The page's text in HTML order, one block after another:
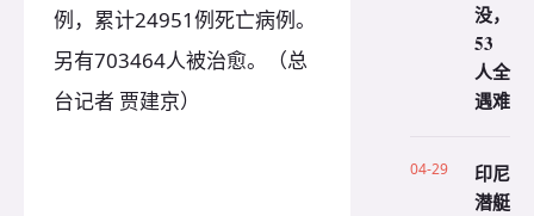
例，累计24951例死亡病例。
另有703464人被治愈。（总
台记者 贾建京）
没，
53
人全
遇难
04-29
印尼
潜艇